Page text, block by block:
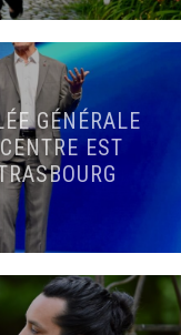
GÉNÉRALE
EST